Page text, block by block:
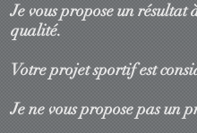
Je vous propose un
qualité.
Votre projet sportif est
Je ne vous propose pas un